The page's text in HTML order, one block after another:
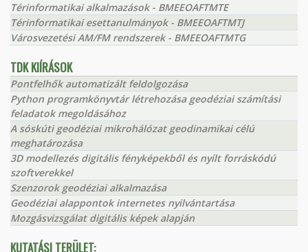
Térinformatikai alkalmazások - BMEEOAFTMTE
Térinformatikai esettanulmányok - BMEEOAFTMTJ
Városvezetési AM/FM rendszerek - BMEEOAFTMTG
TDK KIÍRÁSOK
Pontfelhők automatizált feldolgozása
Python programkönyvtár létrehozása geodéziai számítási
feladatok megoldásához
A sóskúti geodéziai mikrohálózat geodinamikai célú
meghatározása
3D modellezés digitális fényképekből és nyílt forráskódú
szoftverekkel
Szenzorok geodéziai alkalmazása
Geodéziai alappontok internetes nyilvántartása
Mozgásvizsgálat digitális képek alapján
KUTATÁSI TERÜLET: